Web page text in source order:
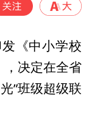
《中小学校
，决定在全省
”班级超级联